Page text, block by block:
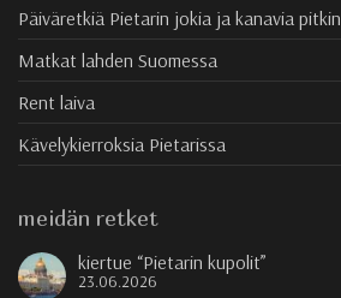
Päiväretkiä Pietarin jokia ja kanavia pitkin
Matkat lahden Suomessa
Rent laiva
Kävelykierroksia Pietarissa
meidän retket
kiertue “Pietarin kupolit”
23.06.2026